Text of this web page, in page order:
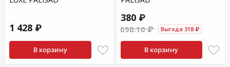
1 428 ₽
В корзину
380 ₽
698.10 ₽ Выгода 318 ₽
В корзину